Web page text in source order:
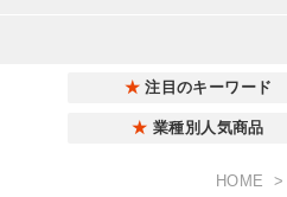
注目のキーワード
業種別人気商品
HOME